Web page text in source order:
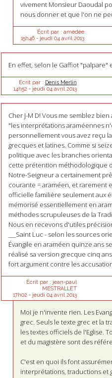
vivement Monsieur Daoudal
nous donner et que l'on ne
Écrit par : amédée
15h46- jeudi 04 avril 2013
En effet, selon le Gaffiot "palpare"
Écrit par : Denis Merlin
14h52 - jeudi 04 avril 2013
Cher J-M D! Vous me semblez
"les interprétations araméennes
personnellement vous avez reçu
grecques et latines. Comme si
politique avec les branches
cette prétention méthodologique
Notre-Seigneur a certainement
courante = araméen, et rarement
officielle familière seulement aux
mémorisé essentiellement en
méthodes scrupuleuses de la
Nous en recevons d'utiles
___Saint Luc - selon les sources
Évangile en araméen quinze ans
réalisé sa version grecque cinq
fort argument contre les
Écrit par : jean-paul
MESTRALLET
17h02 - jeudi 04 avril 2013
Moi je n'invente rien. Les
grec. Seuls le texte grec et la
les textes officiels de l'Eglise.
et du magistère sont des
C'est en quoi ils font
interprétations, traductions et